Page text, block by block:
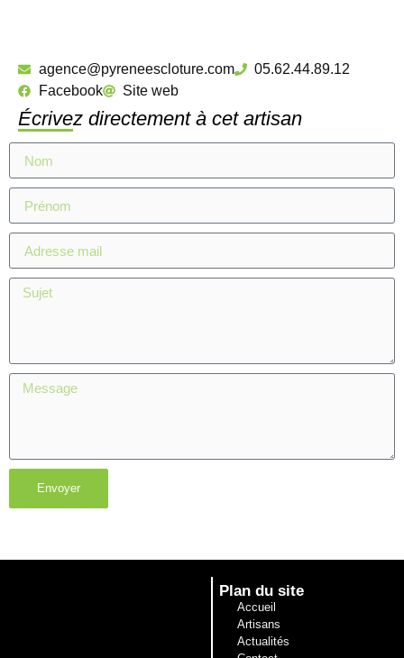
agence@pyreneescloture.com
05.62.44.89.12
Facebook
Site web
Écrivez directement à cet artisan
Envoyer
Plan du site
Accueil
Artisans
Actualités